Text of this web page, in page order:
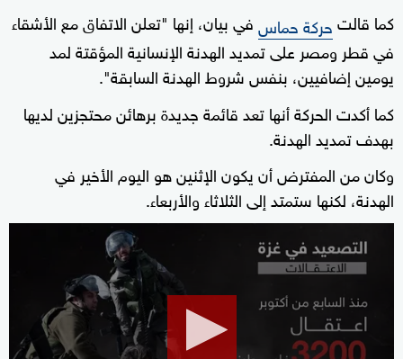
كما قالتحركة حماسفي بيان، إنها "تعلن الاتفاق مع الأشقاء
في قطر ومصر على تمديد الهدنة الإنسانية المؤقتة لمد
يومين إضافيين، بنفس شروط الهدنة السابقة".
كما أكدت الحركة أنها تعد قائمة جديدة برهائن محتجزين لديها
بهدف تمديد الهدنة.
وكان من المفترض أن يكون الإثنين هو اليوم الأخير في
الهدنة، لكنها ستمتد إلى الثلاثاء والأربعاء.
minute,
57